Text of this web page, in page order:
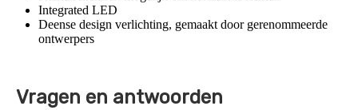
Integrated LED
Deense design verlichting, gemaakt door gerenommeerde
ontwerpers
Vragen en antwoorden